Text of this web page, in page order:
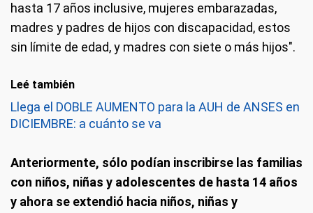
hasta 17 años inclusive, mujeres embarazadas,
madres y padres de hijos con discapacidad, estos
sin límite de edad, y madres con siete o más hijos".
Leé también
Llega el DOBLE AUMENTO para la AUH de ANSES en
DICIEMBRE: a cuánto se va
Anteriormente, sólo podían inscribirse las familias
con niños, niñas y adolescentes de hasta 14 años
y ahora se extendió hacia niños, niñas y